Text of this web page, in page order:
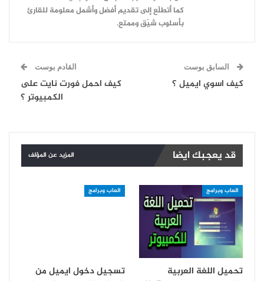
كما أتطلّع إلى تقديم أفضل وأشمل معلومة للقارئ
بأسلوب شيّق وممتع.
السابق بوست
كيف اسوي ايميل ؟
القادم بوست
كيف احمل فورت نايت على
الكمبيوتر ؟
قد يعجبك ايضا المزيد عن المؤلف
العاب وبرامج
تحميل اللغة العربية
العاب وبرامج
تسجيل دخول ايميل من